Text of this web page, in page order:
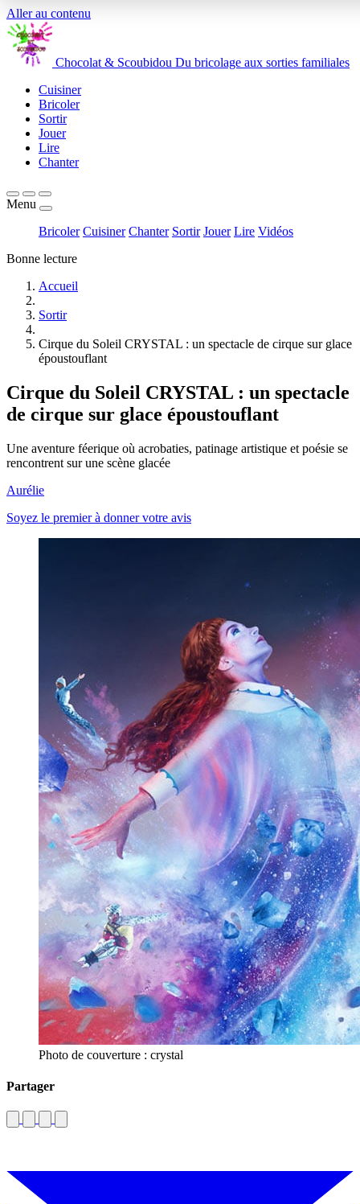
Aller au contenu
Chocolat & Scoubidou Du bricolage aux sorties familiales
Cuisiner
Bricoler
Sortir
Jouer
Lire
Chanter
Menu
Bricoler Cuisiner Chanter Sortir Jouer Lire Vidéos
Bonne lecture
Accueil
Sortir
Cirque du Soleil CRYSTAL : un spectacle de cirque sur glace
époustouflant
Cirque du Soleil CRYSTAL : un spectacle
de cirque sur glace époustouflant
Une aventure féerique où acrobaties, patinage artistique et poésie se
rencontrent sur une scène glacée
Aurélie
Soyez le premier à donner votre avis
Photo de couverture : crystal
Partager